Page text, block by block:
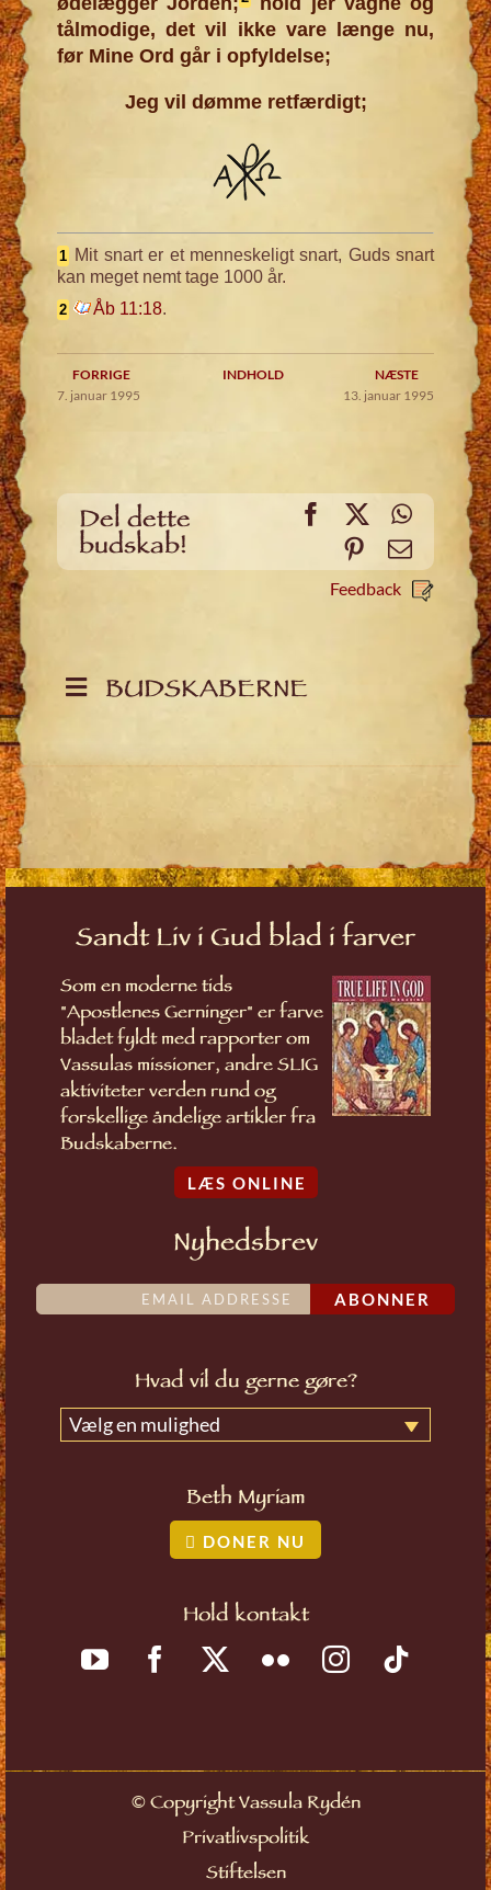
tålmodige, det vil ikke vare længe nu,
før Mine Ord går i opfyldelse;
Jeg vil dømme retfærdigt;
1 Mit snart er et menneskeligt snart, Guds snart
kan meget nemt tage 1000 år.
2 Åb 11:18.
FORRIGE INDHOLD
NÆSTE
7. januar 1995
13. januar 1995
Del dette
budskab!
Facebook
Pinterest
Email
Feedback
BUDSKABERNE
Sandt Liv i Gud blad i farver
Som en moderne tids
"Apostlenes Gerninger" er farve
bladet fyldt med rapporter om
Vassulas missioner, andre SLIG
aktiviteter verden rund og
forskellige åndelige artikler fra
Budskaberne.
LÆS ONLINE
Nyhedsbrev
ABONNER
Hvad vil du gerne gøre?
Vælg en mulighed
Beth Myriam
DONER NU
Hold kontakt
©Copyright Vassula Rydén
Privatlivspolitik
Stiftelsen